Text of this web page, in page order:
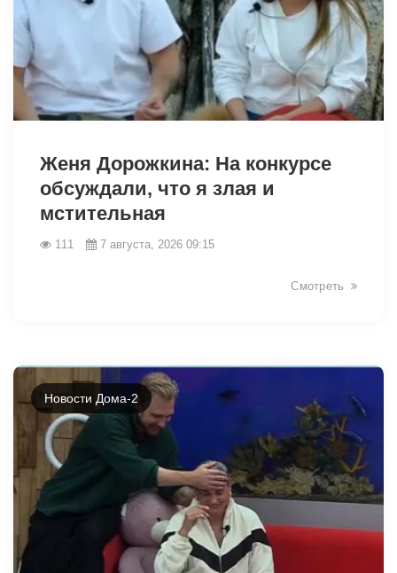
Женя Дорожкина: На конкурсе
обсуждали, что я злая и
мстительная
111 7 августа, 2026 09:15
Смотреть
Новости Дома-2